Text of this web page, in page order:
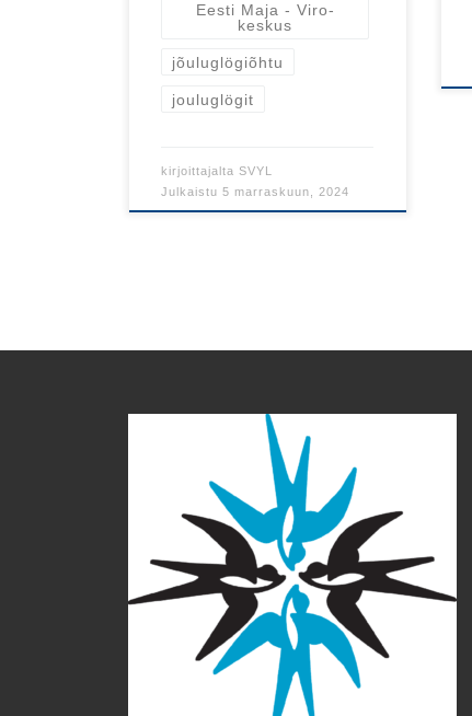
Eesti Maja - Viro-
keskus
jõuluglögiõhtu
jouluglögit
kirjoittajaltaSVYL
Julkaistu5 marraskuun, 2024